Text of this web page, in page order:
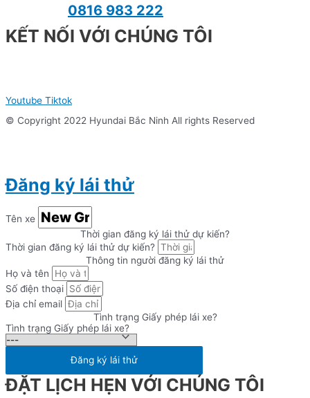
0816 983 222
KẾT NỐI VỚI CHÚNG TÔI
Youtube Tiktok
© Copyright 2022 Hyundai Bắc Ninh All rights Reserved
Đăng ký lái thử
Tên xe
Thời gian đăng ký lái thử dự kiến?
Thời gian đăng ký lái thử dự kiến?
Thông tin người đăng ký lái thử
Họ và tên
Số điện thoại
Địa chỉ email
Tình trạng Giấy phép lái xe?
Tình trạng Giấy phép lái xe?
Đăng ký lái thử
ĐẶT LỊCH HẸN VỚI CHÚNG TÔI